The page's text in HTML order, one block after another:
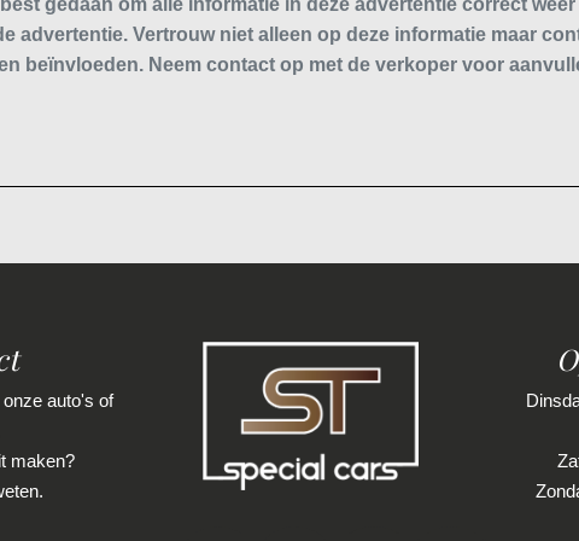
gedaan om alle informatie in deze advertentie correct
advertentie. Vertrouw niet alleen op deze informatie maar
beïnvloeden. Neem contact op met de verkoper voor
auto's of
maken?